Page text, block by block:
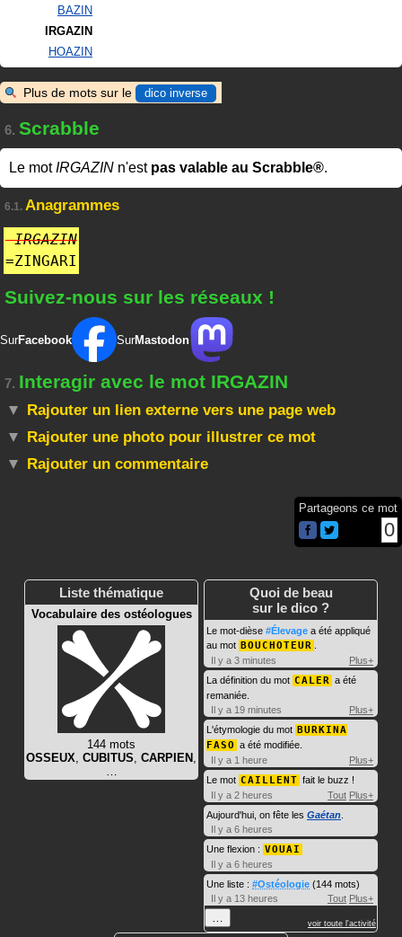
BAZIN
IRGAZIN
HOAZIN
Plus de mots sur le dico inverse
6. Scrabble
Le motIRGAZIN n'est pas valable au Scrabble®.
6.1. Anagrammes
IRGAZIN
=ZINGARI
Suivez-nous sur les réseaux !
SurFacebook SurMastodon
7. Interagir avec le mot IRGAZIN
Rajouter un lien externe vers une page web
Rajouter une photo pour illustrer ce mot
Rajouter un commentaire
Partageons ce mot
0
Liste thématique
Vocabulaire des ostéologues
144 mots
OSSEUX, CUBITUS, CARPIEN ,
…
Quoi de beau
sur le dico ?
Le mot-dièse #Élevage a été appliqué
au mot BOUCHOTEUR
Il y a 3 minutes
Plus+
La définition du mot CALER a été
remaniée.
Il y a 19 minutes
Plus+
L'étymologie du mot BURKINA
FASO a été modifiée.
Il y a 1 heure
Plus+
Le mot CAILLENT fait le buzz !
Il y a 2 heures
Tout Plus+
Aujourd'hui, on fête les Gaétan
Il y a 6 heures
Une flexion : VOUAI
Il y a 6 heures
Une liste : #Ostéologie (144 mots)
Il y a 13 heures
Tout Plus+
… voir toute l'activité